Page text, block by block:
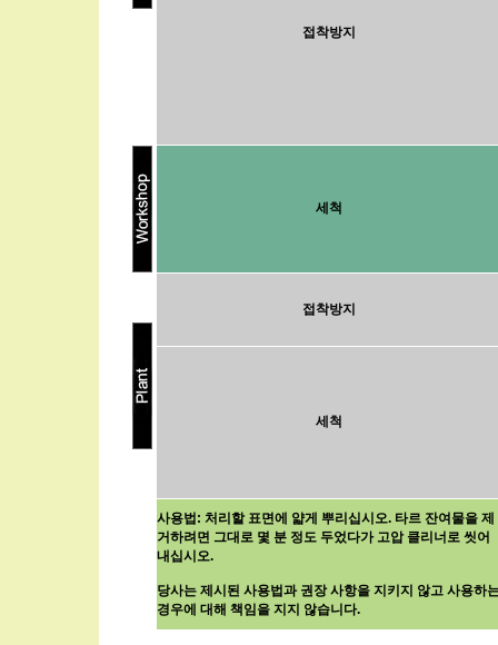
접착방지
세척
접착방지
세척
사용법: 처리할 표면에 얇게 뿌리십시오. 타르 잔여물을 제
거하려면 그대로 몇 분 정도 두었다가 고압 클리너로 씻어
내십시오.
당사는 제시된 사용법과 권장 사항을 지키지 않고 사용하
경우에 대해 책임을 지지 않습니다.